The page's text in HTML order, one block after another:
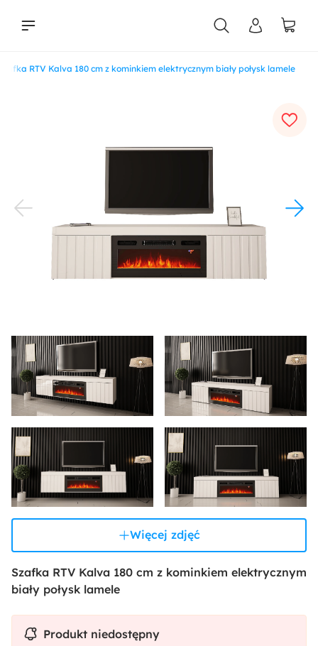
RTV Kalva 180 cm z kominkiem elektrycznym biały połysk lamele
Więcej zdjęć
Szafka RTV Kalva 180 cm z kominkiem elektrycznym
biały połysk lamele
Produkt niedostępny